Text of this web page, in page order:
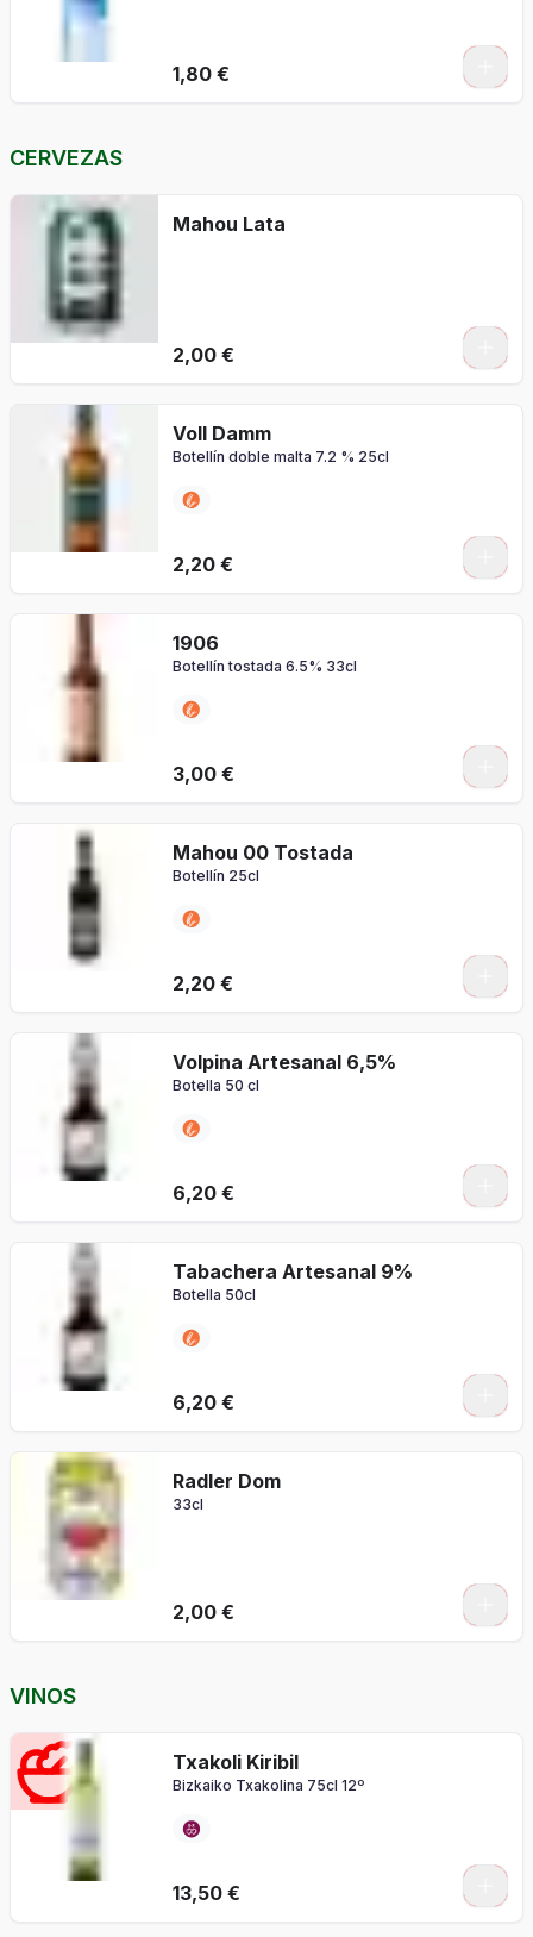
1,80 €
CERVEZAS
Mahou Lata
2,00 €
Voll Damm
Botellín doble malta 7.2 % 25cl
2,20 €
1906
Botellín tostada 6.5% 33cl
3,00 €
Mahou 00 Tostada
Botellín 25cl
2,20 €
Volpina Artesanal 6,5%
Botella 50 cl
6,20 €
Tabachera Artesanal 9%
Botella 50cl
6,20 €
Radler Dom
33cl
2,00 €
VINOS
Txakoli Kiribil
Bizkaiko Txakolina 75cl 12º
13,50 €